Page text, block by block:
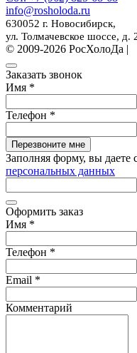
info@rosholoda.ru
630052 г. Новосибирск,
ул. Толмачевское шоссе, д.
© 2009-2026 РосХолоДа |
Заказать звонок
Имя *
Телефон *
Перезвоните мне
Заполняя форму, вы даете
персональных данных
Оформить заказ
Имя *
Телефон *
Email *
Комментарий